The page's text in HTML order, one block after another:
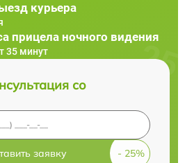
курьера
прицела ночного видения
35 минут
со
заявку